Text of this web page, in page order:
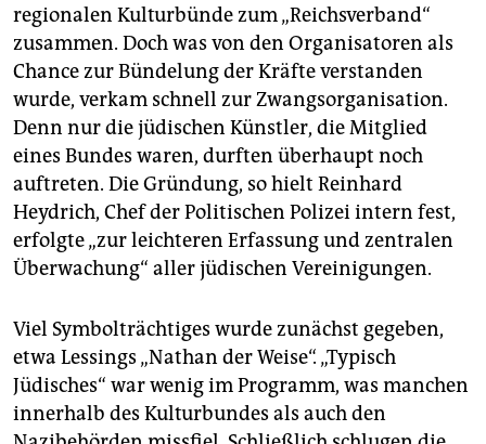
regionalen Kulturbünde zum „Reichsverband“
zusammen. Doch was von den Organisatoren als
Chance zur Bündelung der Kräfte verstanden
wurde, verkam schnell zur Zwangsorganisation.
Denn nur die jüdischen Künstler, die Mitglied
eines Bundes waren, durften überhaupt noch
auftreten. Die Gründung, so hielt Reinhard
Heydrich, Chef der Politischen Polizei intern fest,
erfolgte „zur leichteren Erfassung und zentralen
Überwachung“ aller jüdischen Vereinigungen.
Viel Symbolträchtiges wurde zunächst gegeben,
etwa Lessings „Nathan der Weise“. „Typisch
Jüdisches“ war wenig im Programm, was manchen
innerhalb des Kulturbundes als auch den